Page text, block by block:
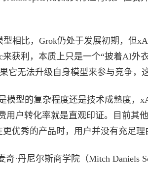
相比，Grok仍处于发展初期，但
来获利，本质上只是一个“披着AI外
果它无法升级自身模型来参与竞争，
模型的复杂程度还是技术成熟度，
用户转化率就是直观印证。目前其
优秀的产品时，用户并没有充足理
奇·丹尼尔斯商学院（Mitch Daniels